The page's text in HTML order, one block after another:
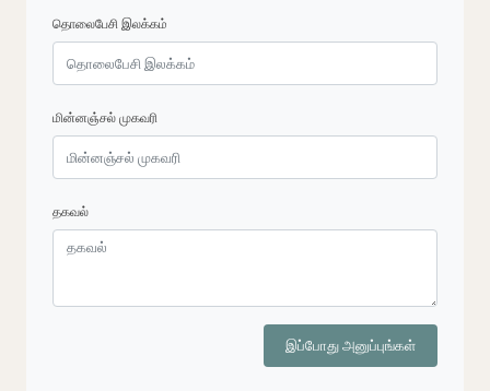
தொலைபேசி இலக்கம்
மின்னஞ்சல் முகவரி
தகவல்
இப்போது அனுப்புங்கள்